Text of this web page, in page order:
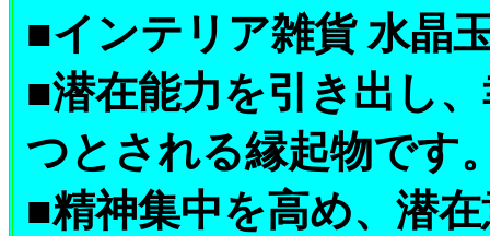
■インテリア雑貨 水晶
■潜在能力を引き出し
つとされる縁起物です
■精神集中を高め、潜